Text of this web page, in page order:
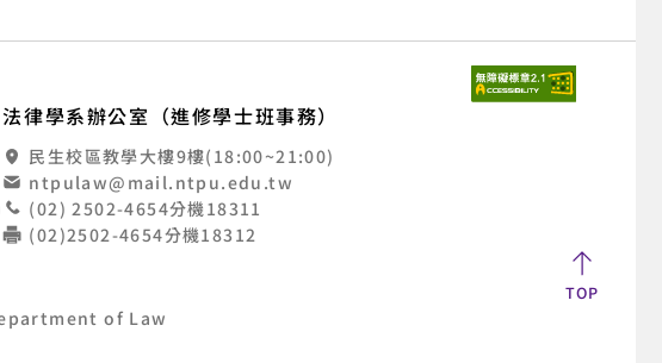
法律學系辦公室（進修學士班事務）
民生校區教學大樓9樓(18:00~21:00)
ntpulaw@mail.ntpu.edu.tw
(02) 2502-4654分機18311
(02)2502-4654分機18312
of Law
TOP